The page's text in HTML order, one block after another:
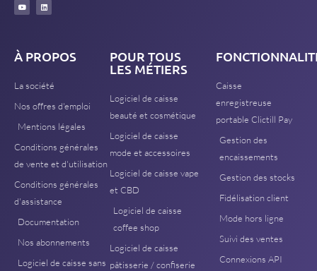
À PROPOS
La société
Nos offres d'emploi
Mentions légales
Conditions générales
de vente et d'utilisation
Conditions générales
d'assistance
Documentation
Nos abonnements
Logiciel de caisse sans
POUR TOUS
LES MÉTIERS
Logiciel de caisse
beauté et cosmétique
Logiciel de caisse
mode et accessoires
Logiciel de caisse vape
et CBD
Logiciel de caisse
coffee shop
Logiciel de caisse
pâtisserie / confiserie
Caisse
enregistreuse
portable Clictill Pay
Gestion des
encaissements
Gestion des stocks
Fidélisation client
Mode hors ligne
Suivi des ventes
Connexions API